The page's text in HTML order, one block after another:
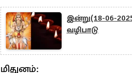
இன்று(18-06-
வழிபாடு
மிதுனம்: